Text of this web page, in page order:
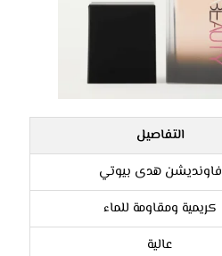
التفاصيل
فاونديشن هدى بيوتي
كريمية ومقاومة للماء
عالية